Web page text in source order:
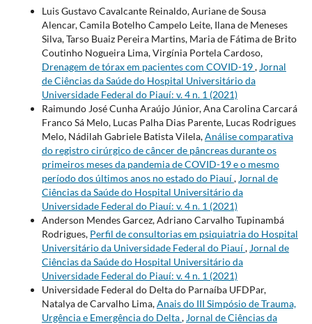
Luis Gustavo Cavalcante Reinaldo, Auriane de Sousa
Alencar, Camila Botelho Campelo Leite, Ilana de Meneses
Silva, Tarso Buaiz Pereira Martins, Maria de Fátima de Brito
Coutinho Nogueira Lima, Virgínia Portela Cardoso,
Drenagem de tórax em pacientes com COVID-19, Jornal
de Ciências da Saúde do Hospital Universitário da
Universidade Federal do Piauí: v. 4 n. 1 (2021)
Raimundo José Cunha Araújo Júnior, Ana Carolina Carcará
Franco Sá Melo, Lucas Palha Dias Parente, Lucas Rodrigues
Melo, Nádilah Gabriele Batista Vilela,Análise comparativa
do registro cirúrgico de câncer de pâncreas durante os
primeiros meses da pandemia de COVID-19 e o mesmo
período dos últimos anos no estado do Piauí, Jornal de
Ciências da Saúde do Hospital Universitário da
Universidade Federal do Piauí: v. 4 n. 1 (2021)
Anderson Mendes Garcez, Adriano Carvalho Tupinambá
Rodrigues, Perfil de consultorias em psiquiatria do Hospital
Universitário da Universidade Federal do Piauí, Jornal de
Ciências da Saúde do Hospital Universitário da
Universidade Federal do Piauí: v. 4 n. 1 (2021)
Universidade Federal do Delta do Parnaíba UFDPar,
Natalya de Carvalho Lima,Anais do III Simpósio de Trauma,
Urgência e Emergência do Delta, Jornal de Ciências da